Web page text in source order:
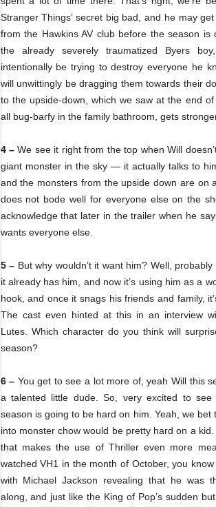
Stranger Things’ secret big bad, and he may
from the Hawkins AV club before the season is
the already severely traumatized Byers
intentionally be trying to destroy everyone he
will unwittingly be dragging them towards their
to the upside-down, which we saw at the end
all bug-barfy in the family bathroom, gets
4 –We see it right from the top when Will
giant monster in the sky — it actually talks to
and the monsters from the upside down are on
does not bode well for everyone else on the
acknowledge that later in the trailer when he
wants everyone else.
5 – But why wouldn’t it want him? Well,
it already has him, and now it’s using him as a
hook, and once it snags his friends and family,
The cast even hinted at this in an interview
Lutes. Which character do you think will
season?
6 – You get to see a lot more of, yeah Will this
a talented little dude. So, very excited to
season is going to be hard on him. Yeah, we bet
into monster chow would be pretty hard on a
that makes the use of Thriller even more
watched VH1 in the month of October, you
with Michael Jackson revealing that he was
along, and just like the King of Pop’s sudden